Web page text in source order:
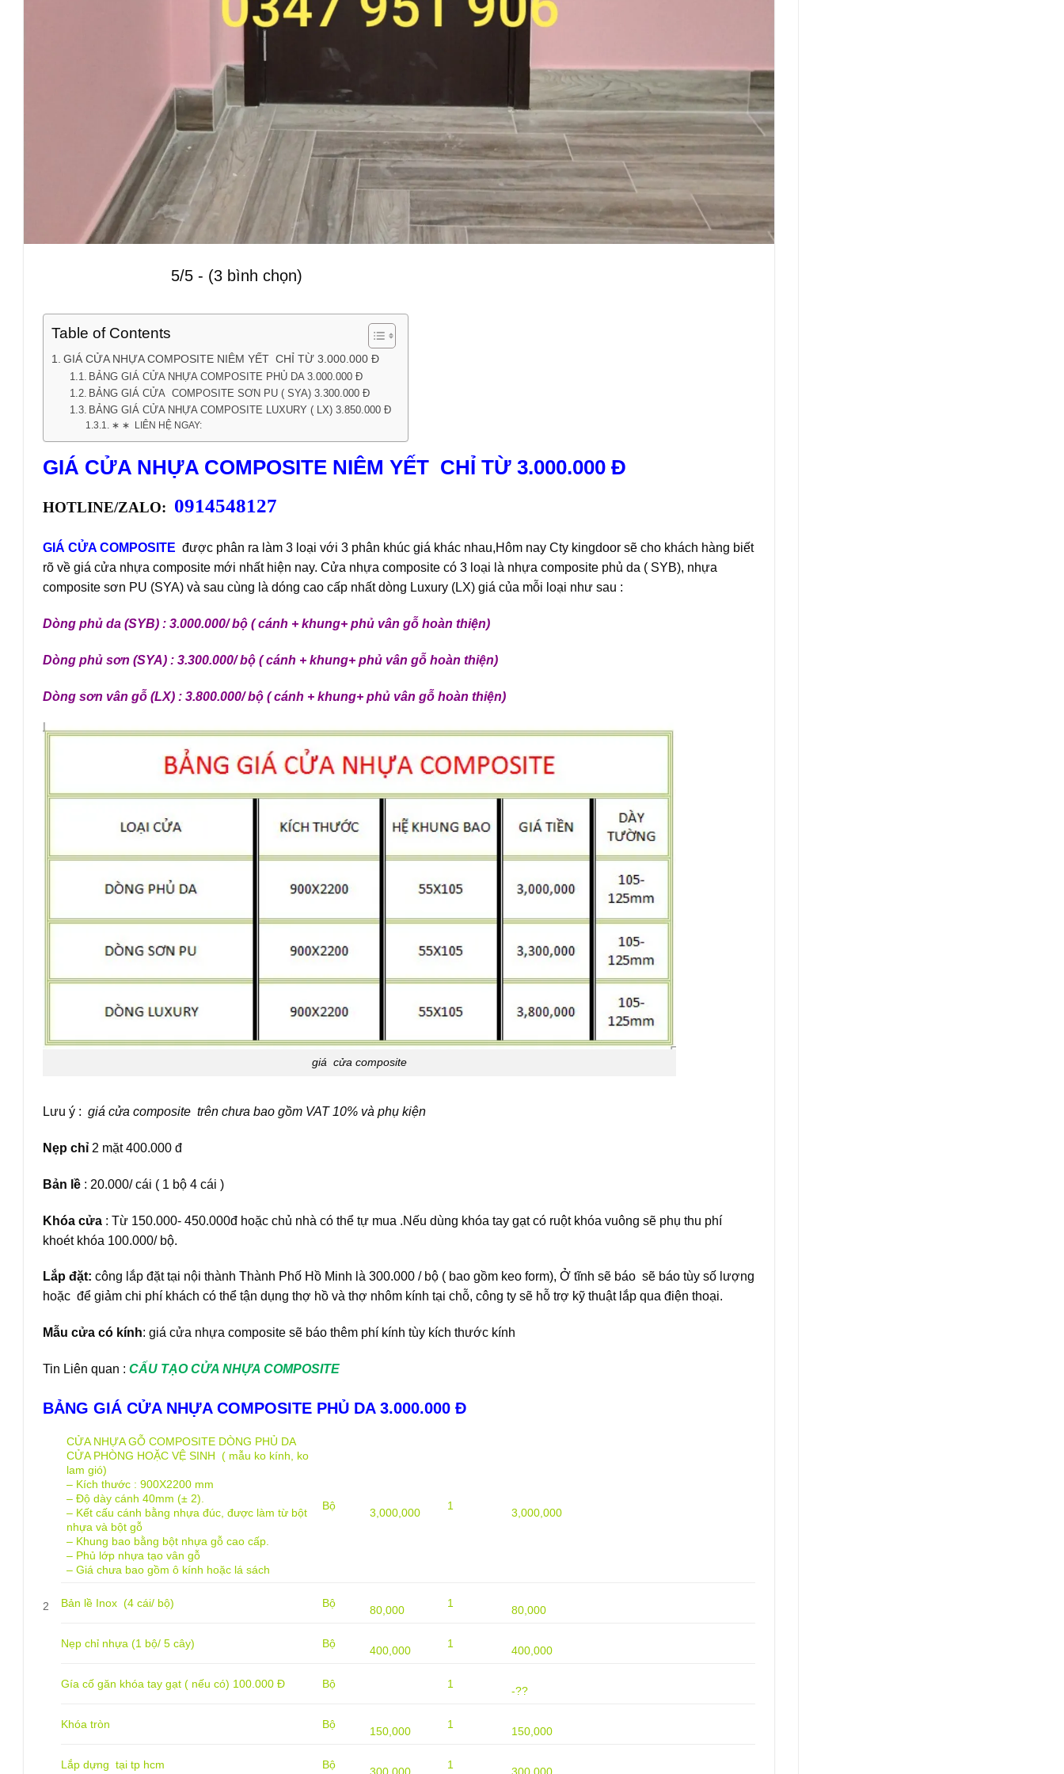
5/5 - (3 bình chọn)
Table of Contents
GIÁ CỬA NHỰA COMPOSITE NIÊM YẾT CHỈ TỪ 3.000.000 Đ
BẢNG GIÁ CỬA NHỰA COMPOSITE PHỦ DA 3.000.000 Đ
BẢNG GIÁ CỬA COMPOSITE SƠN PU ( SYA) 3.300.000 Đ
BẢNG GIÁ CỬA NHỰA COMPOSITE LUXURY ( LX) 3.850.000 Đ
∗ ∗ LIÊN HỆ NGAY:
GIÁ CỬA NHỰA COMPOSITE NIÊM YẾT CHỈ TỪ 3.000.000 Đ
HOTLINE/ZALO: 0914548127
GIÁ CỬA COMPOSITE được phân ra làm 3 loại với 3 phân khúc giá khác nhau,Hôm nay Cty kingdoor sẽ cho khách hàng biết
rõ về giá cửa nhựa composite mới nhất hiện nay. Cửa nhựa composite có 3 loại là nhựa composite phủ da ( SYB), nhựa
composite sơn PU (SYA) và sau cùng là dóng cao cấp nhất dòng Luxury (LX) giá của mỗi loại như sau :
Dòng phủ da (SYB) : 3.000.000/ bộ ( cánh + khung+ phủ vân gỗ hoàn thiện)
Dòng phủ sơn (SYA) : 3.300.000/ bộ ( cánh + khung+ phủ vân gỗ hoàn thiện)
Dòng sơn vân gỗ (LX) : 3.800.000/ bộ ( cánh + khung+ phủ vân gỗ hoàn thiện)
giá cửa composite
Lưu ý : giá cửa composite trên chưa bao gồm VAT 10% và phụ kiện
Nẹp chỉ 2 mặt 400.000 đ
Bản lề : 20.000/ cái ( 1 bộ 4 cái )
Khóa cửa : Từ 150.000- 450.000đ hoặc chủ nhà có thể tự mua .Nếu dùng khóa tay gạt có ruột khóa vuông sẽ phụ thu phí
khoét khóa 100.000/ bộ.
Lắp đặt: công lắp đặt tại nội thành Thành Phố Hồ Minh là 300.000 / bộ ( bao gồm keo form), Ở tĩnh sẽ báo sẽ báo tùy số lượng
hoặc để giảm chi phí khách có thể tận dụng thợ hồ và thợ nhôm kính tại chỗ, công ty sẽ hỗ trợ kỹ thuật lắp qua điện thoại.
Mẫu cửa có kính: giá cửa nhựa composite sẽ báo thêm phí kính tùy kích thước kính
Tin Liên quan : CẤU TẠO CỬA NHỰA COMPOSITE
BẢNG GIÁ CỬA NHỰA COMPOSITE PHỦ DA 3.000.000 Đ
2
CỬA NHỰA GỖ COMPOSITE DÒNG PHỦ DA
CỬA PHÒNG HOẶC VỆ SINH ( mẫu ko kính, ko
lam gió)
– Kích thước : 900X2200 mm
– Độ dày cánh 40mm (± 2).
– Kết cấu cánh bằng nhựa đúc, được làm từ bột
nhựa và bột gỗ
– Khung bao bằng bột nhựa gỗ cao cấp.
– Phủ lớp nhựa tạo vân gỗ
– Giá chưa bao gồm ô kính hoặc lá sách
Bộ
3,000,000
1
3,000,000
Bản lề Inox (4 cái/ bộ) Bộ
80,000
1
80,000
Nẹp chỉ nhựa (1 bộ/ 5 cây) Bộ
400,000
1
400,000
Gía cố găn khóa tay gạt ( nếu có) 100.000 Đ Bộ 1
-??
Khóa tròn Bộ
150,000
1
150,000
Lắp dựng tại tp hcm Bộ
300,000
1
300,000